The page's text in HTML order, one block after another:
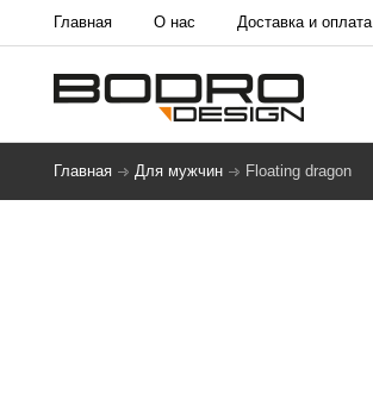
Главная О нас Доставка и оплата
Главная Для мужчин Floating dragon